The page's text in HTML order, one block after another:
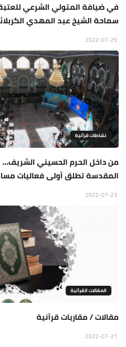
في ضيافة المتولي الشرعي
سماحة الشيخ عبد المهدي
نشاطات قرآنية
من داخل الحرم الحسيني الشريف...
المقدسة تطلق أولى فعاليات
المقالات القراَنية
مقالات / مقاربات قرآنية